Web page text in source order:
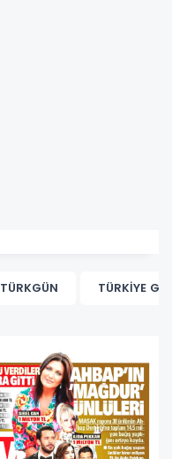
TÜRKGÜN TÜRKİYE